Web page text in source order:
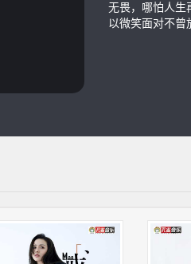
无畏，哪怕人生
以微笑面对不曾